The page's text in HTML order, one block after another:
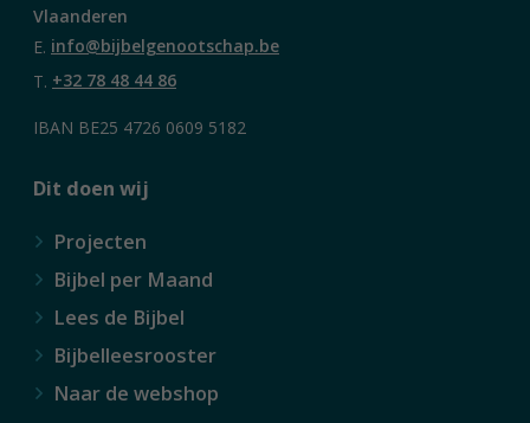
Vlaanderen
E. info@bijbelgenootschap.be
T. +32 78 48 44 86
IBAN BE25 4726 0609 5182
Dit doen wij
Projecten
Bijbel per Maand
Lees de Bijbel
Bijbelleesrooster
Naar de webshop